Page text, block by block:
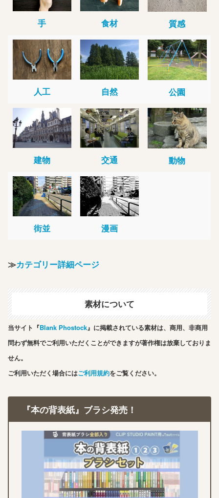
手 食材 質感
人工 自然 公園
建物 交通 動物
街並 漫画
≫カテゴリー詳細ページ
素材について
当サイト『Blank Phostock』に掲載されている素材は、商用、非商用
問わず無料でご利用いただくことができますが著作権は放棄しておりま
せん。
ご利用いただく場合にはご利用規約をご覧ください。
『本の背表紙』ブラシ発売！